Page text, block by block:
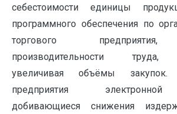
себестоимости единицы
программного обеспечения по
торгового
производительности труда,
увеличивая объёмы
предприятия
добивающиеся снижения